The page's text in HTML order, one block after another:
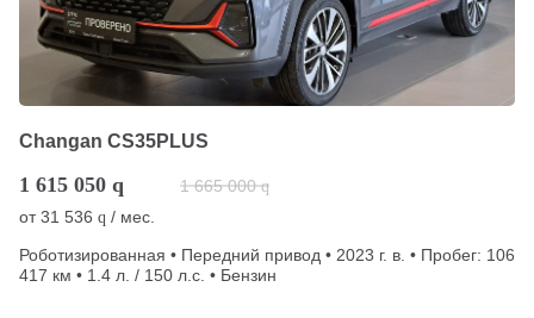
Changan CS35PLUS
1 615 050 q 1 665 000 q
от31 536 q / мес.
Роботизированная • Передний привод • 2023 г. в. • Пробег: 106
417 км • 1.4 л. / 150 л.с. • Бензин